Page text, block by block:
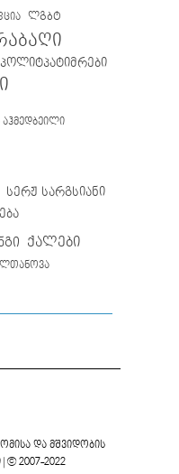
ლგბტ
პოლიტპატიმრები
აჰმედბეილი
სერჟ სარგსიანი
ქალები
ომისა და მშვიდობის
| © 2007-2022